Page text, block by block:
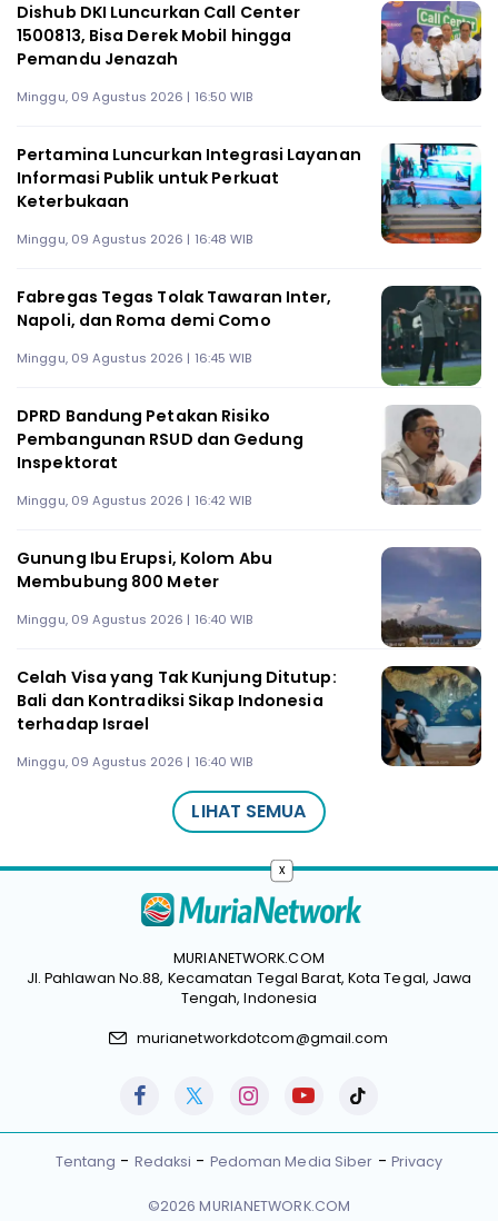
Dishub DKI Luncurkan Call Center
1500813, Bisa Derek Mobil hingga
Pemandu Jenazah
Minggu, 09 Agustus 2026 | 16:50 WIB
Pertamina Luncurkan Integrasi Layanan
Informasi Publik untuk Perkuat
Keterbukaan
Minggu, 09 Agustus 2026 | 16:48 WIB
Fabregas Tegas Tolak Tawaran Inter,
Napoli, dan Roma demi Como
Minggu, 09 Agustus 2026 | 16:45 WIB
DPRD Bandung Petakan Risiko
Pembangunan RSUD dan Gedung
Inspektorat
Minggu, 09 Agustus 2026 | 16:42 WIB
Gunung Ibu Erupsi, Kolom Abu
Membubung 800 Meter
Minggu, 09 Agustus 2026 | 16:40 WIB
Celah Visa yang Tak Kunjung Ditutup:
Bali dan Kontradiksi Sikap Indonesia
terhadap Israel
Minggu, 09 Agustus 2026 | 16:40 WIB
LIHAT SEMUA
MURIANETWORK.COM
Jl. Pahlawan No.88, Kecamatan Tegal Barat, Kota Tegal, Jawa
Tengah, Indonesia
murianetworkdotcom@gmail.com
Tentang Redaksi Pedoman Media Siber Privacy
©2026 MURIANETWORK.COM
x